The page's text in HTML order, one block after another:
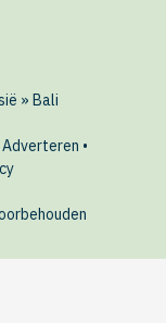
» Bali
Adverteren •